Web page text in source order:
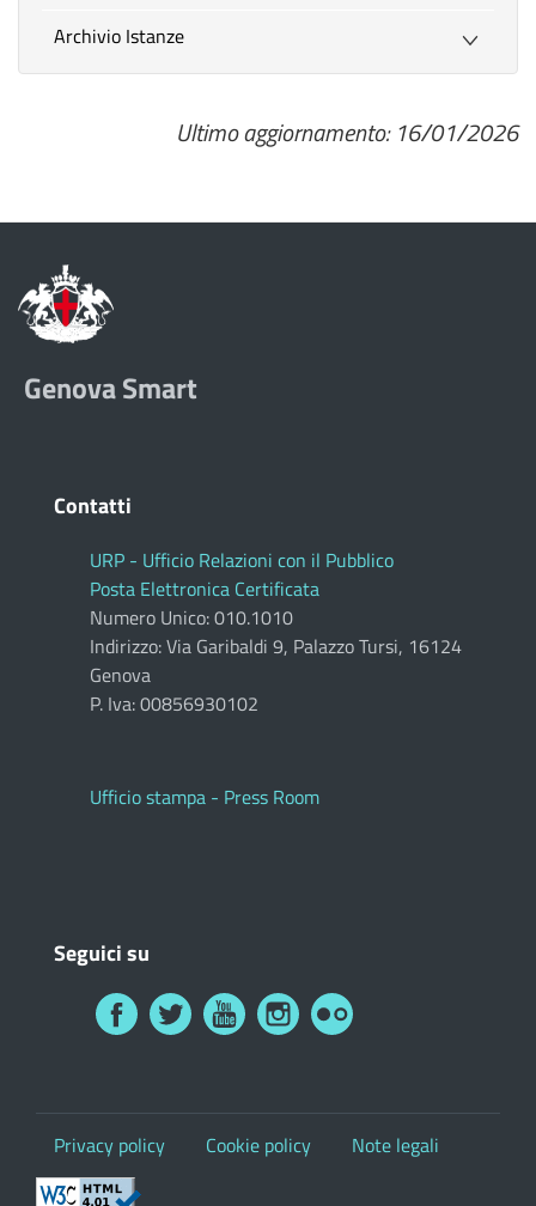
Archivio Istanze
Ultimo aggiornamento: 16/01/2026
Genova Smart
Contatti
URP - Ufficio Relazioni con il Pubblico
Posta Elettronica Certificata
Numero Unico: 010.1010
Indirizzo: Via Garibaldi 9, Palazzo Tursi, 16124
Genova
P. Iva: 00856930102
Ufficio stampa - Press Room
Seguici su
Privacy policy Cookie policy Note legali